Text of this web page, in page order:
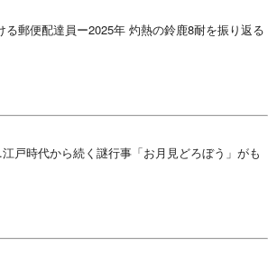
る郵便配達員ー2025年 灼熱の鈴鹿8耐を振り返る
戸時代から続く謎行事「お月見どろぼう」がも